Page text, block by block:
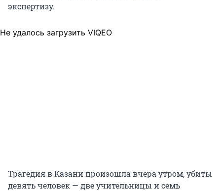
экспертизу.
Не удалось загрузить VIQEO
Трагедия в Казани произошла вчера утром, убиты
девять человек — две учительницы и семь